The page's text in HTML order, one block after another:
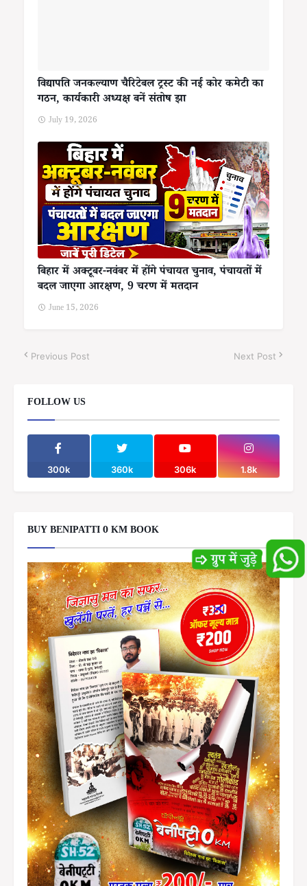
विद्यापति जनकल्याण चैरिटेबल ट्रस्ट की नई कोर कमेटी का
गठन, कार्यकारी अध्यक्ष बनें संतोष झा
July 19, 2026
बिहार में अक्टूबर-नवंबर में होंगे पंचायत चुनाव, पंचायतों में
बदल जाएगा आरक्षण, 9 चरण में मतदान
June 15, 2026
Previous Post Next Post
FOLLOW US
300k 360k 306k 1.8k
BUY BENIPATTI 0 KM BOOK